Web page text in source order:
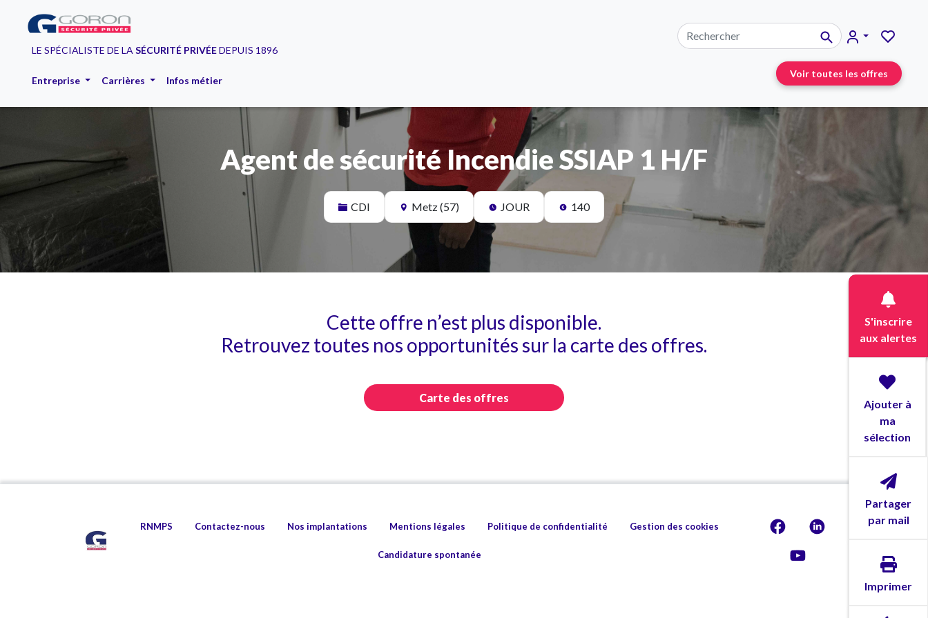
LE SPÉCIALISTE DE LA SÉCURITÉ PRIVÉEDEPUIS 1896
Entreprise Carrières Infos métier
Voir toutes les offres
S'inscrire
aux alertes
Ajouter à
ma
sélection
Partager
par mail
Imprimer
Agent de sécurité Incendie SSIAP 1 H/F
CDI Metz (57) JOUR 140
Cette offre n’est plus disponible.
Retrouvez toutes nos opportunités sur la carte des offres.
Carte des offres
RNMPS Contactez-nous Nos implantations Mentions légales Politique de confidentialité Gestion des cookies
Candidature spontanée